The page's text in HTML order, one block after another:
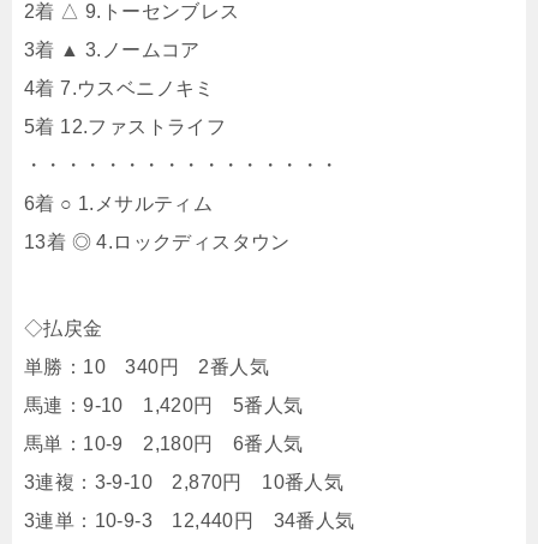
2着 △ 9.トーセンブレス
3着 ▲ 3.ノームコア
4着 7.ウスベニノキミ
5着 12.ファストライフ
・・・・・・・・・・・・・・・・
6着 ○ 1.メサルティム
13着 ◎ 4.ロックディスタウン
◇払戻金
単勝：10 340円 2番人気
馬連：9-10 1,420円 5番人気
馬単：10-9 2,180円 6番人気
3連複：3-9-10 2,870円 10番人気
3連単：10-9-3 12,440円 34番人気